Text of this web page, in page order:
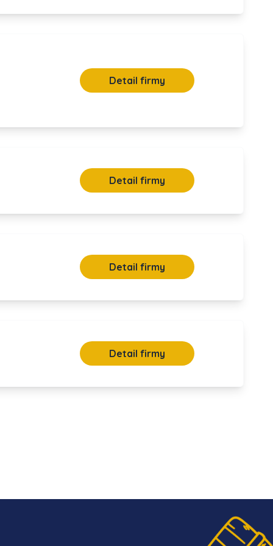
Detail firmy
Detail firmy
Detail firmy
Detail firmy